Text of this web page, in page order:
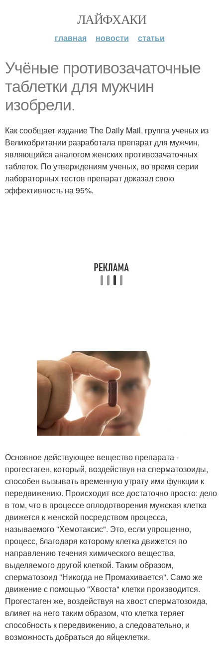
ЛАЙФХАКИ
главная новости статьи
Учёные противозачаточные
таблетки для мужчин
изобрели.
Как сообщает издание The Daily Mail, группа ученых из
Великобритании разработала препарат для мужчин,
являющийся аналогом женских противозачаточных
таблеток. По утверждениям ученых, во время серии
лабораторных тестов препарат доказал свою
эффективность на 95%.
Основное действующее вещество препарата -
прогестаген, который, воздействуя на сперматозоиды,
способен вызывать временную утрату ими функции к
передвижению. Происходит все достаточно просто: дело
в том, что в процессе оплодотворения мужская клетка
движется к женской посредством процесса,
называемого "Хемотаксис". Это, если упрощенно,
процесс, благодаря которому клетка движется по
направлению течения химического вещества,
выделяемого другой клеткой. Таким образом,
сперматозоид "Никогда не Промахивается". Само же
движение с помощью "Хвоста" клетки производится.
Прогестаген же, воздействуя на хвост сперматозоида,
влияет на него таким образом, что клетка теряет
способность к передвижению, а следовательно, и
возможность добраться до яйцеклетки.